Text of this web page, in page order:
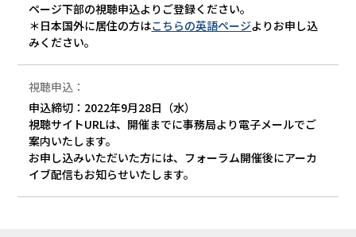
ページ下部の視聴申込よりご登録ください。
＊日本国外に居住の方はこちらの英語ページよりお申し込
みください。
視聴申込：
申込締切：2022年9月28日（水）
視聴サイトURLは、開催までに事務局より電子メールでご
案内いたします。
お申し込みいただいた方には、フォーラム開催後にアーカ
イブ配信もお知らせいたします。